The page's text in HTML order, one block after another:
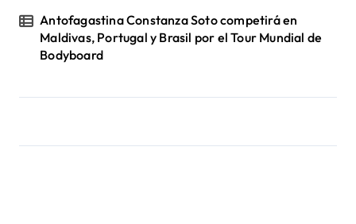
Antofagastina Constanza Soto competirá en
Maldivas, Portugal y Brasil por el Tour Mundial de
Bodyboard